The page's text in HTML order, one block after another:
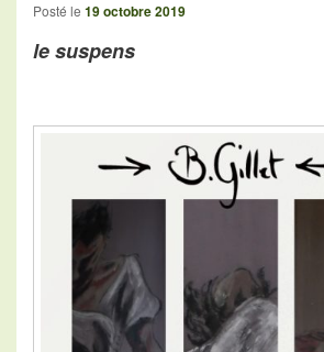
Posté le 19 octobre 2019
le suspens